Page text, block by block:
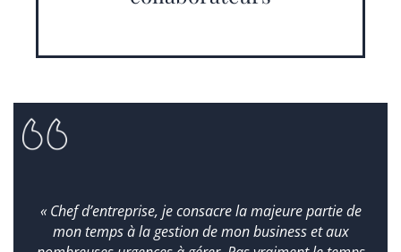
« Chef d’entreprise, je consacre la majeure partie de
mon temps à la gestion de mon business et aux